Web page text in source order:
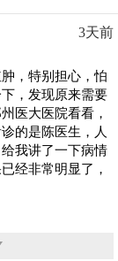
3天前
，特别担心，怕
，发现原来需要
医大医院看看，
的是陈医生，人
我讲了一下病情
经非常明显了，